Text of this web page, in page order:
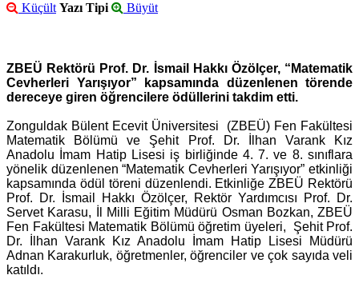
Küçült Yazı Tipi Büyüt
ZBEÜ Rektörü Prof. Dr. İsmail Hakkı Özölçer, “Matematik
Cevherleri Yarışıyor” kapsamında düzenlenen törende
dereceye giren öğrencilere ödüllerini takdim etti.
Zonguldak Bülent Ecevit Üniversitesi (ZBEÜ) Fen Fakültesi
Matematik Bölümü ve Şehit Prof. Dr. İlhan Varank Kız
Anadolu İmam Hatip Lisesi iş birliğinde 4. 7. ve 8. sınıflara
yönelik düzenlenen “Matematik Cevherleri Yarışıyor” etkinliği
kapsamında ödül töreni düzenlendi. Etkinliğe ZBEÜ Rektörü
Prof. Dr. İsmail Hakkı Özölçer, Rektör Yardımcısı Prof. Dr.
Servet Karasu, İl Milli Eğitim Müdürü Osman Bozkan, ZBEÜ
Fen Fakültesi Matematik Bölümü öğretim üyeleri, Şehit Prof.
Dr. İlhan Varank Kız Anadolu İmam Hatip Lisesi Müdürü
Adnan Karakurluk, öğretmenler, öğrenciler ve çok sayıda veli
katıldı.